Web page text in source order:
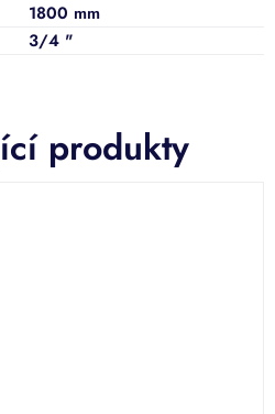
produkty
1800 mm
3/4 "